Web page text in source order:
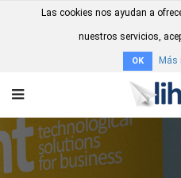
Las cookies nos ayudan a
nuestros servicios,
OK Más